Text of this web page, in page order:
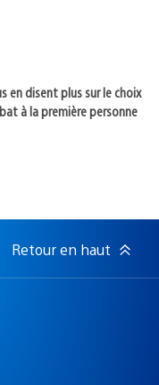
en disent plus sur le choix
à la première personne
Retour en haut